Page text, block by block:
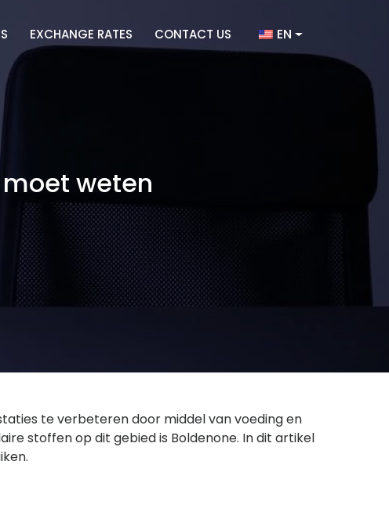
EXCHANGE RATES CONTACT US EN
weten
te verbeteren door middel van voeding en
stoffen op dit gebied is Boldenone. In dit artikel